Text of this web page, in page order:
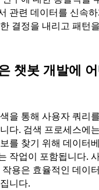
관련 데이터를 신속
결정을 내리고 패턴
챗봇 개발에
을 통해 사용자 쿼리
다. 검색 프로세스에
를 찾기 위해 데이터
작업이 포함됩니다.
용은 효율적인 데이
니다.